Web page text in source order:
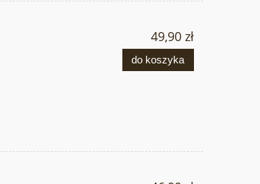
49,90 zł
do koszyka